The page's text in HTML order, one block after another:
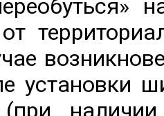
установки
(при